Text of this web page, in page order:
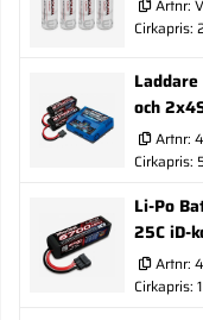
Artnr:
Cirkapris:
och
Artnr:
Cirkapris:
Li-Po
25C iD-
Artnr:
Cirkapris: